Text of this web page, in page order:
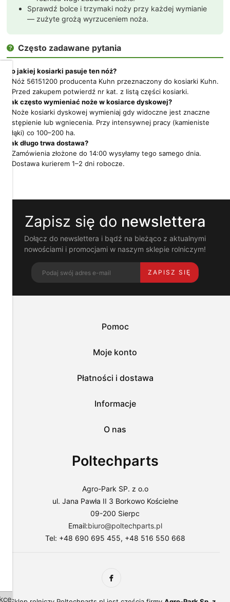
Sprawdź bolce i trzymaki noży przy każdej wymianie
— zużyte grożą wyrzuceniem noża.
 Często zadawane pytania
Do jakiej kosiarki pasuje ten nóż?
Nóż 56151200 producenta Kuhn przeznaczony do kosiarki Kuhn.
Przed zakupem potwierdź nr kat. z listą części kosiarki.
Jak często wymieniać noże w kosiarce dyskowej?
Noże kosiarki dyskowej wymieniaj gdy widoczne jest znaczne
stępienie lub wgniecenia. Przy intensywnej pracy (kamieniste
łąki) co 100–200 ha.
Jak długo trwa dostawa?
Zamówienia złożone do 14:00 wysyłamy tego samego dnia.
Dostawa kurierem 1–2 dni robocze.
Zapisz się do newslettera
Dołącz do newslettera i bądź na bieżąco z aktualnymi
nowościami i promocjami w naszym sklepie rolniczym!
ZAPISZ SIĘ
Poltechparts
Agro-Park SP. z o.o
ul. Jana Pawła II 3 Borkowo Kościelne
09-200 Sierpc
Email:biuro@poltechparts.pl
Tel: +48 690 695 455, +48 516 550 668
Pomoc
Moje konto
Płatności i dostawa
Informacje
O nas
Dbamy
o
Twoją
prywatność
Pliki
cookies
pokrewne
im
działanie
pomagają
dostosować
ofertę